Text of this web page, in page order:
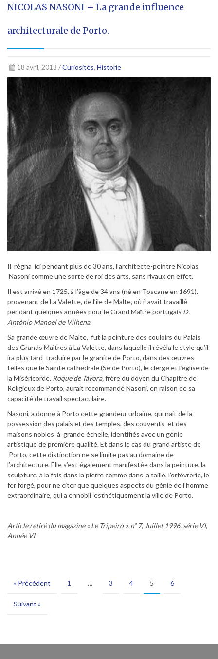
NICOLAS NASONI – La grande influence
architecturale de Porto.
18 avril, 2018 /Curiosités, Historie
Il régna ici pendant plus de 30 ans, l’architecte-peintre Nicolas
Nasoni comme une sorte de roi des arts, sans rivaux en effet.
Il est arrivé en 1725, à l’âge de 34 ans (né en Toscane en 1691),
provenant de La Valette, de l’île de Malte, où il avait travaillé
pendant quelques années pour le Grand Maître portugais D.
António Manoel de Vilhena.
Sa grande œuvre de Malte, fut la peinture des couloirs du Palais
des Grands Maîtres à La Valette, dans laquelle il révéla le style qu’il
ira plus tard traduire par le granite de Porto, dans des œuvres
telles que le Sainte cathédrale (Sé de Porto), le clergé et l’église de
la Miséricorde. Roque de Távora,frère du doyen du Chapitre de
Religieux de Porto, aurait recommandé Nasoni, en raison de sa
capacité de travail spectaculaire.
Nasoni, a donné à Porto cette grandeur urbaine, qui nait de la
possession des palais et des temples, des couvents et des
maisons nobles à grande échelle, identifiés avec un génie
artistique de première qualité. Et dans le cas du grand artiste de
Porto, cette distinction ne se limite pas au domaine de
l’architecture. Elle s’est également manifestée dans la peinture, la
sculpture, à la fois dans la pierre comme dans la taille, l’orfèvrerie, le
fer forgé, pour ne citer que quelques aspects du génie de l’homme
extraordinaire, qui a ennobli esthétiquement la ville de Porto.
Article retiré du magazine « Le Tripeiro », nº 7, Juillet 1996, série VI,
Année VI
« Précédent 1 … 3 4 5 6
Suivant »